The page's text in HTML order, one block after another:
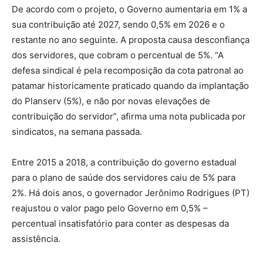
De acordo com o projeto, o Governo aumentaria em 1% a
sua contribuição até 2027, sendo 0,5% em 2026 e o
restante no ano seguinte. A proposta causa desconfiança
dos servidores, que cobram o percentual de 5%. “A
defesa sindical é pela recomposição da cota patronal ao
patamar historicamente praticado quando da implantação
do Planserv (5%), e não por novas elevações de
contribuição do servidor”, afirma uma nota publicada por
sindicatos, na semana passada.
Entre 2015 a 2018, a contribuição do governo estadual
para o plano de saúde dos servidores caiu de 5% para
2%. Há dois anos, o governador Jerônimo Rodrigues (PT)
reajustou o valor pago pelo Governo em 0,5% –
percentual insatisfatório para conter as despesas da
assistência.